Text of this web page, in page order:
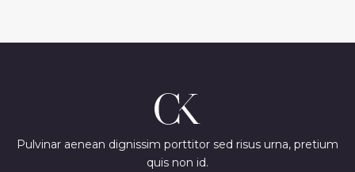
Pulvinar aenean dignissim porttitor sed risus urna, pretium
quis non id.